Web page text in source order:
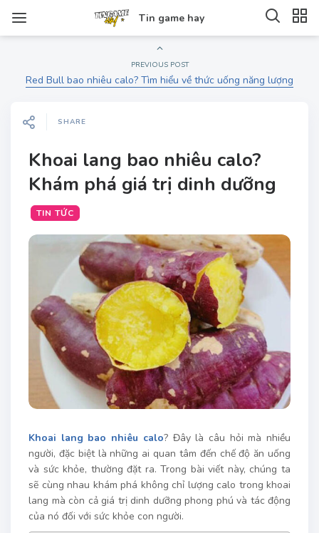
Tin game hay
PREVIOUS POST
Red Bull bao nhiêu calo? Tìm hiểu về thức uống năng lượng
SHARE
Khoai lang bao nhiêu calo?
Khám phá giá trị dinh dưỡng
TIN TỨC
Khoai lang bao nhiêu calo? Đây là câu hỏi mà nhiều
người, đặc biệt là những ai quan tâm đến chế độ ăn uống
và sức khỏe, thường đặt ra. Trong bài viết này, chúng ta
sẽ cùng nhau khám phá không chỉ lượng calo trong khoai
lang mà còn cả giá trị dinh dưỡng phong phú và tác động
của nó đối với sức khỏe con người.